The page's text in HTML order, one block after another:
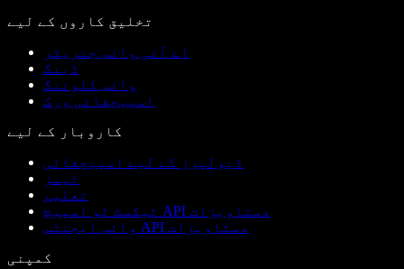
تخلیق کاروں کے لیے
اے آئی وائس جنریٹر
ڈبنگ
وائس کلوننگ
اسپیچفائی ورک
کاروبار کے لیے
ڈیولپرز کے لیے اسپیچفائی
ٹیمز
تعلیم
ٹیکسٹ ٹو اسپیچ API دستاویزات
وائس ایجنٹس API دستاویزات
کمپنی